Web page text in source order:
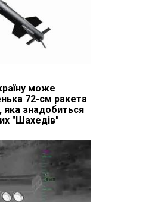
може
72-см ракета
яка знадобиться
"Шахедів"